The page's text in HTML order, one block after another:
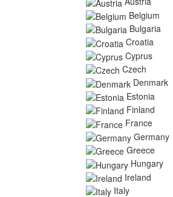
Belgium
Bulgaria
Croatia
Cyprus
Czech
Denmark
Estonia
Finland
France
Germany
Greece
Hungary
Ireland
Italy